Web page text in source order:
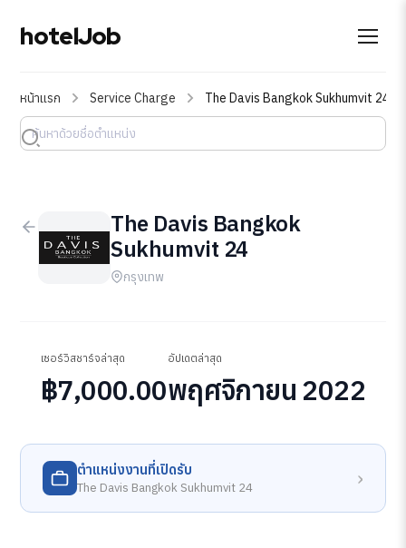
hotelJob
หน้าแรก Service Charge The Davis Bangkok Sukhumvit 24
The Davis Bangkok
Sukhumvit 24
กรุงเทพ
เซอร์วิสชาร์จล่าสุด
฿7,000.00
อัปเดตล่าสุด
พฤศจิกายน 2022
ตำแหน่งงานที่เปิดรับ
The Davis Bangkok Sukhumvit 24 ›